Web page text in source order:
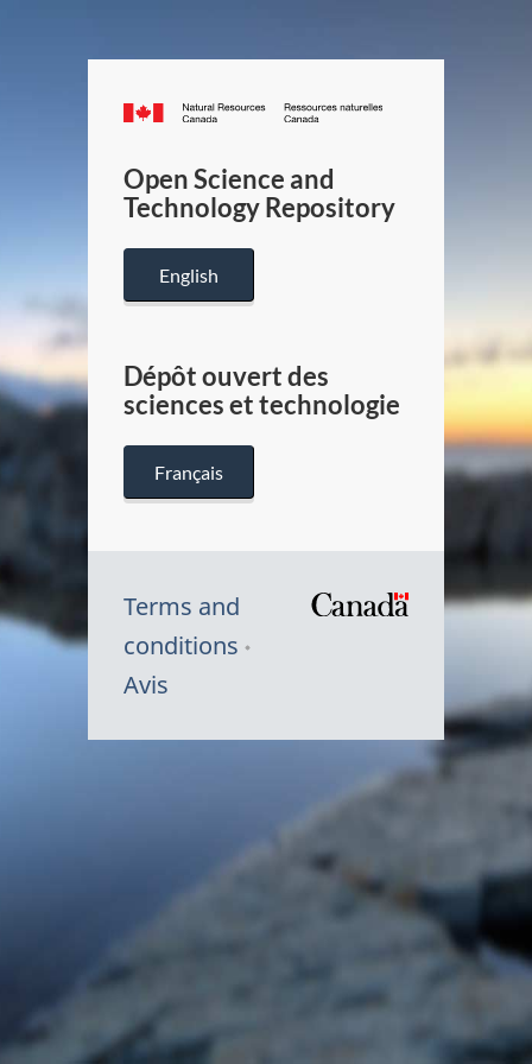
Canada.ca
/
Canada
Open Science and
Technology Repository
English
Dépôt ouvert des
sciences et technologie
Français
Terms and
conditions
Avis
du